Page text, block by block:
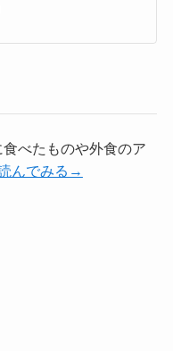
べたものや外食のア
んでみる→